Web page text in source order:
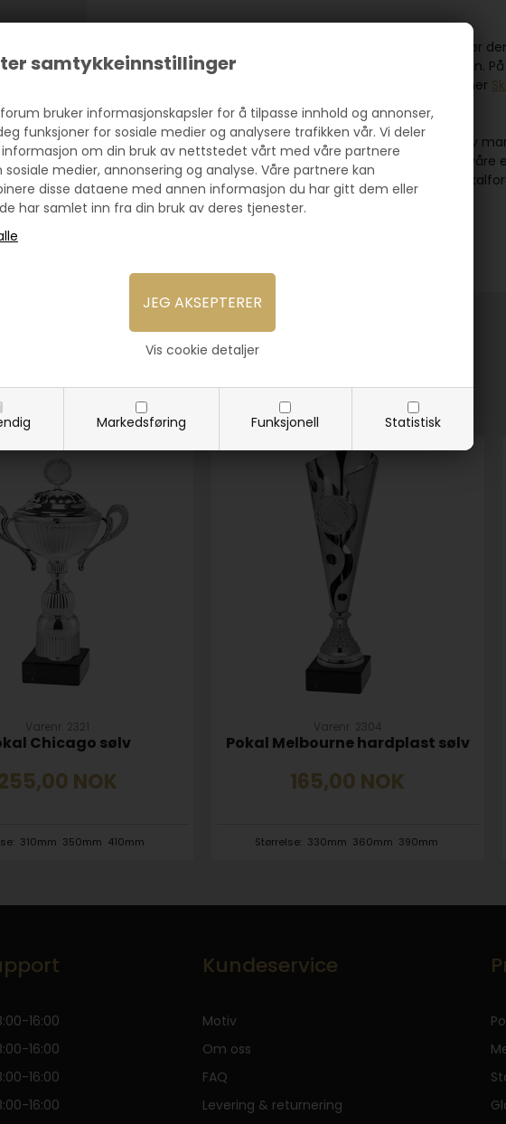
samtykkeinnstillinger
bruker informasjonskapsler for å tilpasse innhold og annonser,
funksjoner for sosiale medier og analysere trafikken vår. Vi deler
om din bruk av nettstedet vårt med våre partnere
sosiale medier, annonsering og analyse. Våre partnere kan
disse dataene med annen informasjon du har gitt dem eller
har samlet inn fra din bruk av deres tjenester.
Markedsføring Funksjonell Statistisk
Vis cookie detaljer
EGNET SOM VANDREPOKAL
Denne pokalen er utstyrt med en stor base, som også gjør
Et skilt med "hendelsen" monteres på forsiden av sokkelen.
med årstall + navn kjøpes og festes. Skiltene kan kjøpes her
GRAVERING
Vi graverer på et sokkelskilt, som monteres på forsiden av
teksten er sentrert og satt pent opp. Graveringsskiltene våre
farge, avhengig av hvilken pokal de monteres på. Hos
lav enhetspris pr. skilt.
Varenr. 2321
Chicago sølv
NOK
310mm 350mm 410mm
Varenr. 2304
Pokal Melbourne hardplast sølv
165,00 NOK
Størrelse: 330mm 360mm 390mm
16:00
16:00
16:00
16:00
Kundeservice
Motiv
Om oss
FAQ
Levering & returnering